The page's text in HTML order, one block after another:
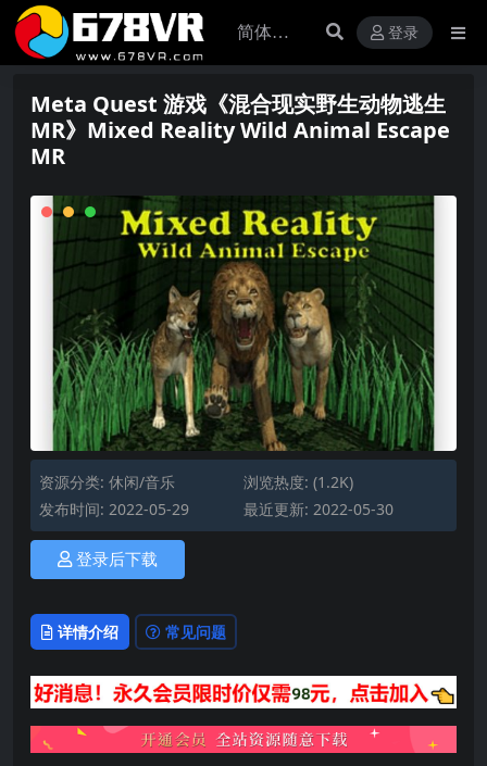
登录
Meta Quest 游戏《混合现实野生动物逃生
MR》Mixed Reality Wild Animal Escape
MR
资源分类: 休闲/音乐
浏览热度: (1.2K)
发布时间: 2022-05-29
最近更新: 2022-05-30
登录后下载
详情介绍 常见问题